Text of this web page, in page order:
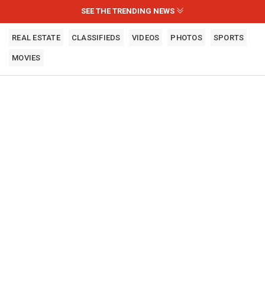
SEE THE TRENDING NEWS
REAL ESTATE CLASSIFIEDS VIDEOS PHOTOS SPORTS
MOVIES